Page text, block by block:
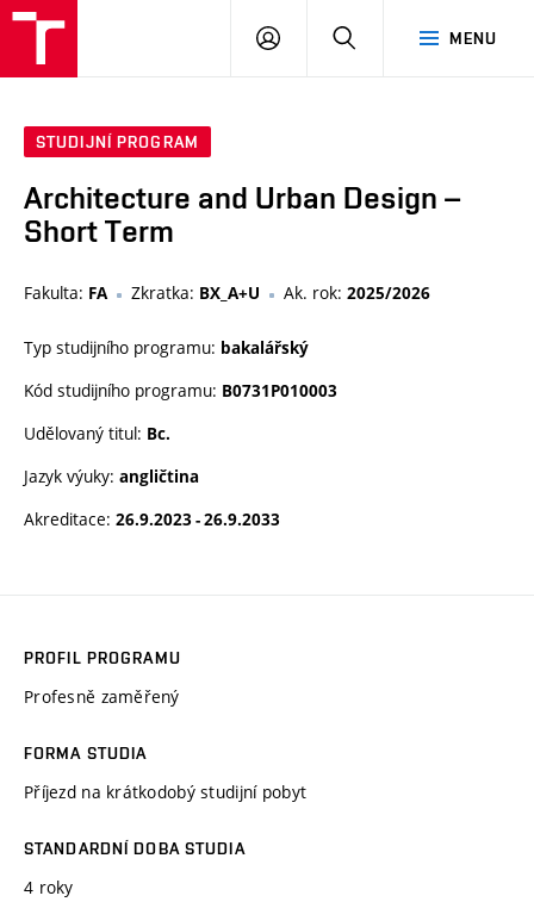
MENU
PŘIHLÁSIT
STUDIJNÍ PROGRAM
Architecture and Urban Design –
Short Term
Fakulta: FA Zkratka: BX_A+U Ak. rok: 2025/2026
Typ studijního programu: bakalářský
Kód studijního programu: B0731P010003
Udělovaný titul: Bc.
Jazyk výuky: angličtina
Akreditace: 26.9.2023 - 26.9.2033
PROFIL PROGRAMU
Profesně zaměřený
FORMA STUDIA
Příjezd na krátkodobý studijní pobyt
STANDARDNÍ DOBA STUDIA
4 roky